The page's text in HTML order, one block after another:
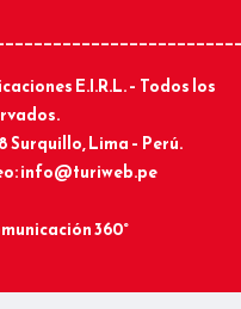
E.I.R.L. – Todos los
Surquillo, Lima – Perú.
info@turiweb.pe
360°